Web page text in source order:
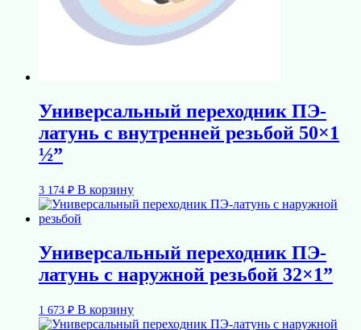
Универсальный переходник ПЭ-
латунь с внутренней резьбой 50×1
½”
3 174 ₽ В корзину
Универсальный переходник ПЭ-
латунь с наружной резьбой 32×1”
1 673 ₽ В корзину